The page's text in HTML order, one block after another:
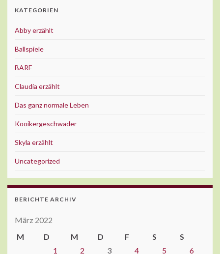
KATEGORIEN
Abby erzählt
Ballspiele
BARF
Claudia erzählt
Das ganz normale Leben
Kooikergeschwader
Skyla erzählt
Uncategorized
BERICHTE ARCHIV
März 2022
M
D M D F S
S
1
2 3 4 5 6